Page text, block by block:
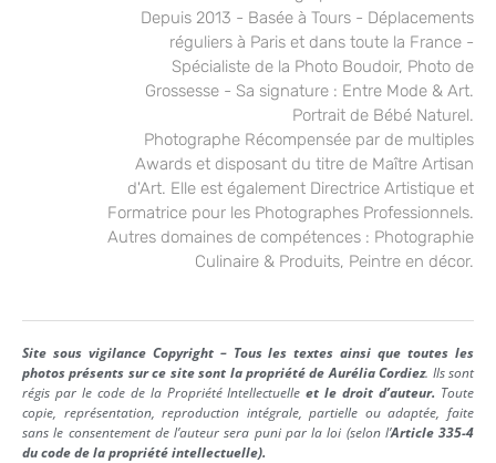
Depuis 2013 - Basée à Tours - Déplacements
réguliers à Paris et dans toute la France -
Spécialiste de la Photo Boudoir, Photo de
Grossesse - Sa signature : Entre Mode & Art.
Portrait de Bébé Naturel.
Photographe Récompensée par de multiples
Awards et disposant du titre de Maître Artisan
d'Art. Elle est également Directrice Artistique et
Formatrice pour les Photographes Professionnels.
Autres domaines de compétences : Photographie
Culinaire & Produits, Peintre en décor.
Site sous vigilance Copyright – Tous les textes ainsi que toutes les
photos présents sur ce site sont la propriété de Aurélia Cordiez. Ils sont
régis par le code de la Propriété Intellectuelle et le droit d’auteur. Toute
copie, représentation, reproduction intégrale, partielle ou adaptée, faite
sans le consentement de l’auteur sera puni par la loi (selon l’Article 335-4
du code de la propriété intellectuelle).